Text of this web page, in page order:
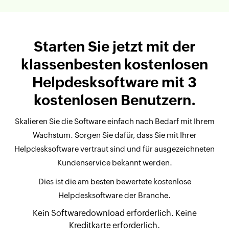
Starten Sie jetzt mit der
klassenbesten kostenlosen
Helpdesksoftware mit 3
kostenlosen Benutzern.
Skalieren Sie die Software einfach nach Bedarf mit Ihrem
Wachstum. Sorgen Sie dafür, dass Sie mit Ihrer
Helpdesksoftware vertraut sind und für ausgezeichneten
Kundenservice bekannt werden.
Dies ist die am besten bewertete kostenlose
Helpdesksoftware der Branche.
Kein Softwaredownload erforderlich. Keine
Kreditkarte erforderlich.